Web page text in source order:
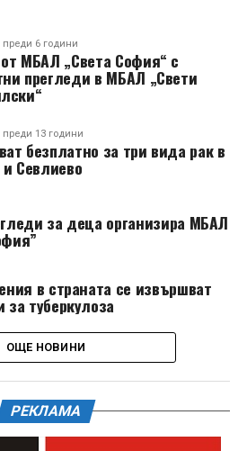
преди 6 години
МБАЛ „Света София“ с
прегледи в МБАЛ „Свети
преди 13 години
безплатно за три вида рак в
и Севлиево
за деца организира МБАЛ
в страната се извършват
туберкулоза
ОЩЕ НОВИНИ
РЕКЛАМА